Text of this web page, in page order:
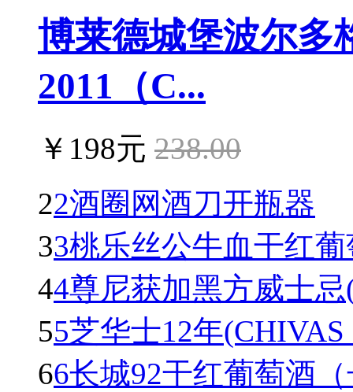
博莱德城堡波尔多
2011（C...
￥198元 238.00
22酒圈网酒刀开瓶器
33桃乐丝公牛血干红葡
44尊尼获加黑方威士忌
55芝华士12年
66长城92干红葡萄酒